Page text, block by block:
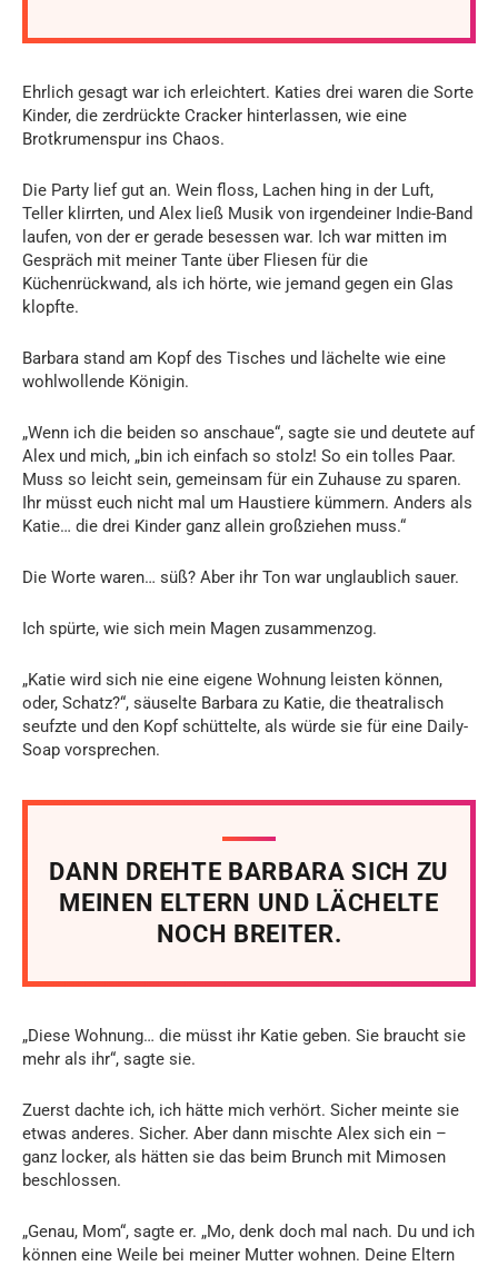
Ehrlich gesagt war ich erleichtert. Katies drei waren die Sorte
Kinder, die zerdrückte Cracker hinterlassen, wie eine
Brotkrumenspur ins Chaos.
Die Party lief gut an. Wein floss, Lachen hing in der Luft,
Teller klirrten, und Alex ließ Musik von irgendeiner Indie-Band
laufen, von der er gerade besessen war. Ich war mitten im
Gespräch mit meiner Tante über Fliesen für die
Küchenrückwand, als ich hörte, wie jemand gegen ein Glas
klopfte.
Barbara stand am Kopf des Tisches und lächelte wie eine
wohlwollende Königin.
„Wenn ich die beiden so anschaue“, sagte sie und deutete auf
Alex und mich, „bin ich einfach so stolz! So ein tolles Paar.
Muss so leicht sein, gemeinsam für ein Zuhause zu sparen.
Ihr müsst euch nicht mal um Haustiere kümmern. Anders als
Katie… die drei Kinder ganz allein großziehen muss.“
Die Worte waren… süß? Aber ihr Ton war unglaublich sauer.
Ich spürte, wie sich mein Magen zusammenzog.
„Katie wird sich nie eine eigene Wohnung leisten können,
oder, Schatz?“, säuselte Barbara zu Katie, die theatralisch
seufzte und den Kopf schüttelte, als würde sie für eine Daily-
Soap vorsprechen.
DANN DREHTE BARBARA SICH ZU
MEINEN ELTERN UND LÄCHELTE
NOCH BREITER.
„Diese Wohnung… die müsst ihr Katie geben. Sie braucht sie
mehr als ihr“, sagte sie.
Zuerst dachte ich, ich hätte mich verhört. Sicher meinte sie
etwas anderes. Sicher. Aber dann mischte Alex sich ein –
ganz locker, als hätten sie das beim Brunch mit Mimosen
beschlossen.
„Genau, Mom“, sagte er. „Mo, denk doch mal nach. Du und ich
können eine Weile bei meiner Mutter wohnen. Deine Eltern